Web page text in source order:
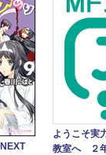
ようこそ実
教室へ ２